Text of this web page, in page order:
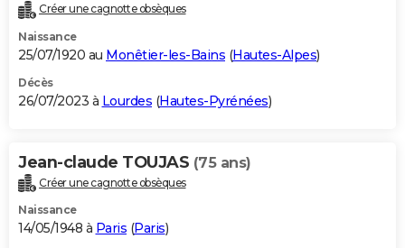
Créer une cagnotte obsèques
Naissance
25/07/1920 au Monêtier-les-Bains (Hautes-Alpes)
Décès
26/07/2023 à Lourdes (Hautes-Pyrénées)
Jean-claude TOUJAS (75 ans)
Créer une cagnotte obsèques
Naissance
14/05/1948 à Paris (Paris)